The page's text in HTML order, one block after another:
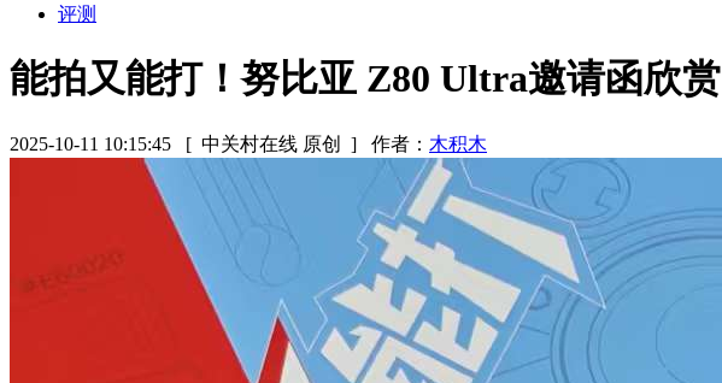
评测
能拍又能打！努比亚 Z80 Ultra邀请函欣赏
2025-10-11 10:15:45 [ 中关村在线 原创 ] 作者： 木积木